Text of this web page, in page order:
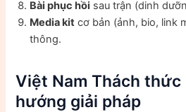
Bài phục hồi sau trận (dinh
Media kit cơ bản (ảnh, bio, link
thông.
Việt Nam Thách
hướng giải pháp